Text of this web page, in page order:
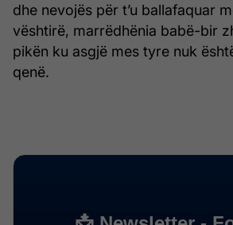
dhe nevojës për t’u ballafaquar
vështirë, marrëdhënia babë-bir
pikën ku asgjë mes tyre nuk
qenë.